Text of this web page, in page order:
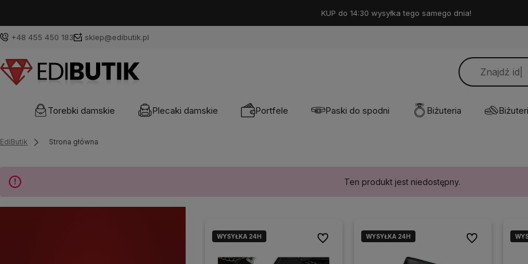
KUP do 14:30 wysyłka tego samego dnia!
+48 455 450 183 sklep@edibutik.pl
Torebki damskie Plecaki damskie Portfele Paski do spodni Biżuteria
EdiButik Strona główna
Ten produkt jest niedostępny.
WYSYŁKA 24H Do ulubionychWYSYŁKA 24H Do ulubionych